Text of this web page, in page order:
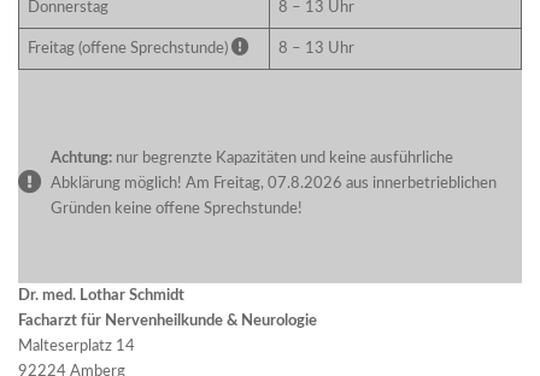
Donnerstag 8 – 13 Uhr
Freitag (offene Sprechstunde) 8 – 13 Uhr
Achtung: nur begrenzte Kapazitäten und keine ausführliche
Abklärung möglich! Am Freitag, 07.8.2026 aus innerbetrieblichen
Gründen keine offene Sprechstunde!
Dr. med. Lothar Schmidt
Facharzt für Nervenheilkunde & Neurologie
Malteserplatz 14
92224 Amberg